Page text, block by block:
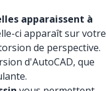
apparaissent à
ci apparaît sur votre
de perspective.
d'AutoCAD, que